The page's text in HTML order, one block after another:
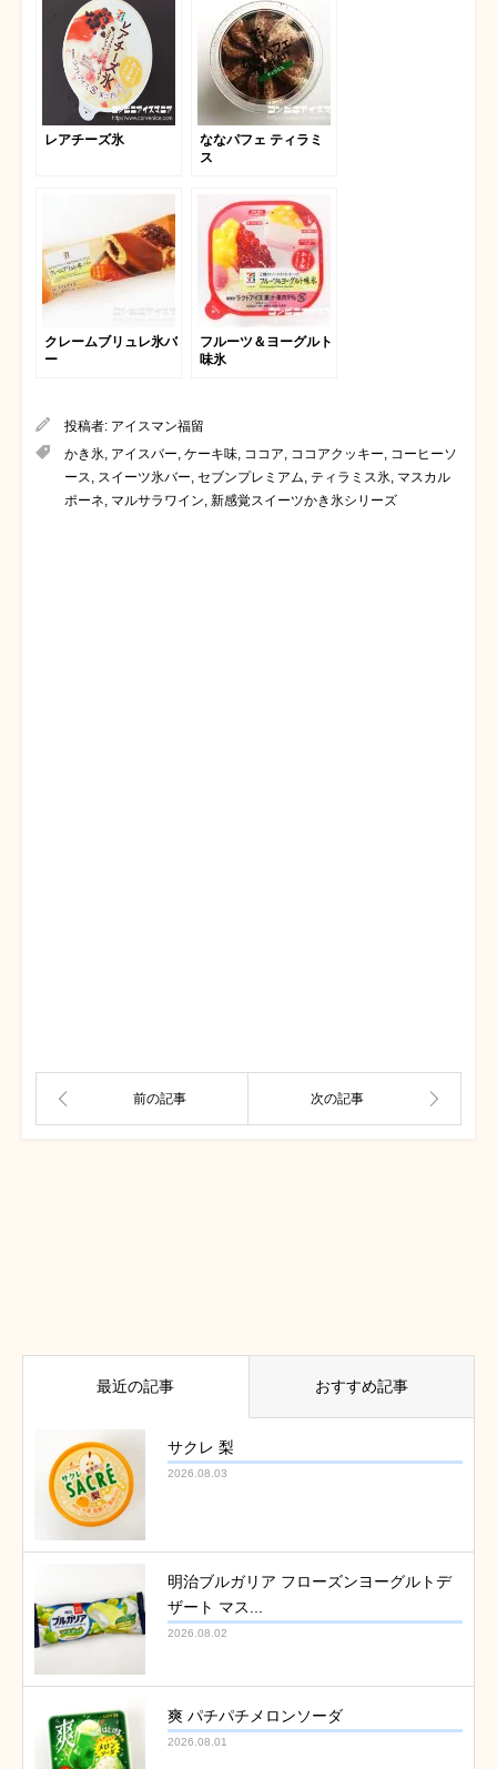
レアチーズ氷
ななパフェ ティラミ
ス
クレームブリュレ氷バ
ー
フルーツ＆ヨーグルト
味氷
投稿者: アイスマン福留
かき氷, アイスバー, ケーキ味, ココア, ココアクッキー, コーヒーソ
ース, スイーツ氷バー, セブンプレミアム, ティラミス氷, マスカル
ポーネ, マルサラワイン, 新感覚スイーツかき氷シリーズ
最近の記事 おすすめ記事
サクレ 梨
2026.08.03
明治ブルガリア フローズンヨーグルトデ
ザート マス...
2026.08.02
爽 パチパチメロンソーダ
2026.08.01